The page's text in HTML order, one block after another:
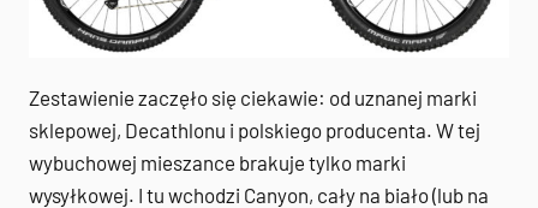
Zestawienie zaczęło się ciekawie: od uznanej marki
sklepowej, Decathlonu i polskiego producenta. W tej
wybuchowej mieszance brakuje tylko marki
wysyłkowej. I tu wchodzi Canyon, cały na biało (lub na